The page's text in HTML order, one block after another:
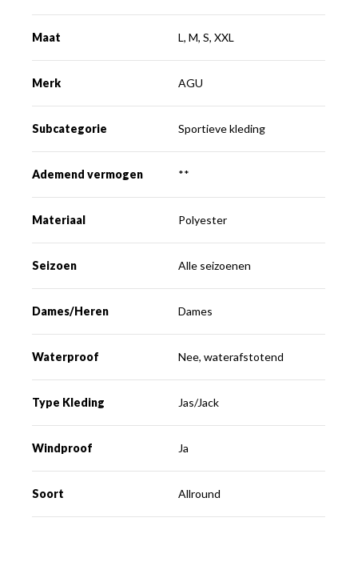
Maat L, M, S, XXL
Merk AGU
Subcategorie Sportieve kleding
Ademend vermogen **
Materiaal Polyester
Seizoen Alle seizoenen
Dames/Heren Dames
Waterproof Nee, waterafstotend
Type Kleding Jas/Jack
Windproof Ja
Soort Allround